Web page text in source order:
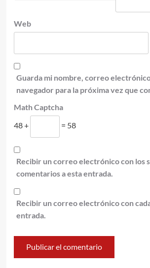
Web
Guarda mi nombre, correo
navegador para la próxima vez que
Math Captcha
48 +
= 58
Recibir un correo electrónico con los
comentarios a esta entrada.
Recibir un correo electrónico con
entrada.